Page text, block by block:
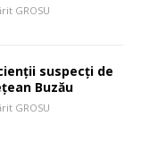
GROSU
suspecți de
Buzău
GROSU